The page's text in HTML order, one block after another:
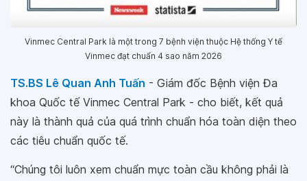
Vinmec Central Park là một trong 7 bệnh viện thuộc Hệ thống Y tế
Vinmec đạt chuẩn 4 sao năm 2026
TS.BS Lê Quan Anh Tuấn - Giám đốc Bệnh viện Đa
khoa Quốc tế Vinmec Central Park - cho biết, kết quả
này là thành quả của quá trình chuẩn hóa toàn diện theo
các tiêu chuẩn quốc tế.
“Chúng tôi luôn xem chuẩn mực toàn cầu không phải là